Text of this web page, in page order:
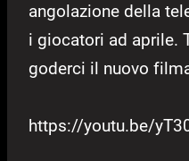
angolazione della
i giocatori ad aprile.
goderci il nuovo
https://youtu.be/